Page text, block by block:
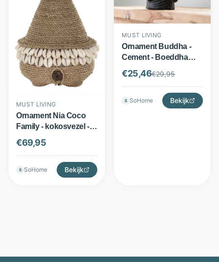
MUST LIVING
Ornament Nia Coco
Family - kokosvezel -
gerecycled design -
Bruin - MUST Living
€69,95
S SoHome Bekijk
MUST LIVING
Ornament Buddha -
Cement - Boeddha
ornament - Zwart -
MUST Living
€25,46€29,95
S SoHome Bekijk